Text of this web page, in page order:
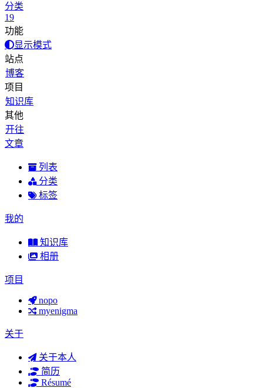
分类
19
功能
显示模式
站点
博客
项目
知识库
其他
开往
文章
列表
分类
标签
我的
知识库
相册
项目
nopo
myenigma
关于
关于本人
简历
Résumé